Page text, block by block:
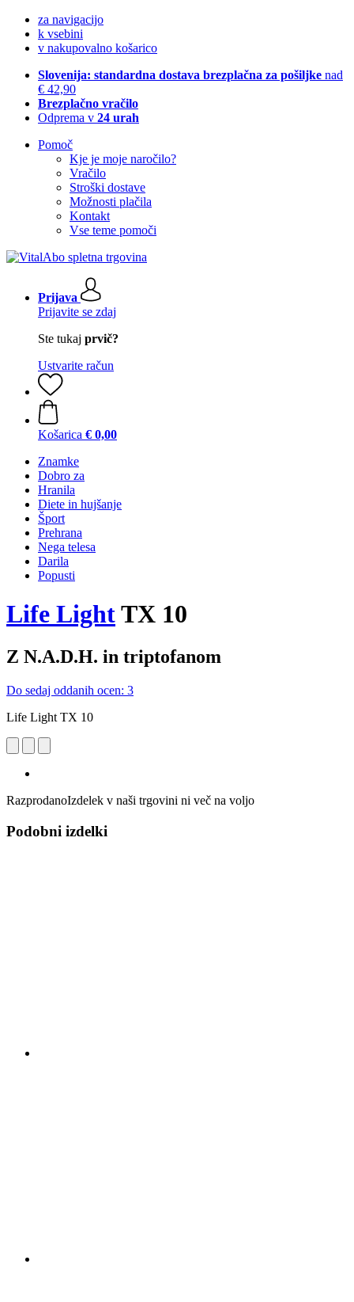
za navigacijo
k vsebini
v nakupovalno košarico
Slovenija: standardna dostava brezplačna za pošiljke nad
€ 42,90
Brezplačno vračilo
Odprema v 24 urah
Pomoč
Kje je moje naročilo?
Vračilo
Stroški dostave
Možnosti plačila
Kontakt
Vse teme pomoči
Prijava
Prijavite se zdaj
Ste tukaj prvič?
Ustvarite račun
Košarica € 0,00
Znamke
Dobro za
Hranila
Diete in hujšanje
Šport
Prehrana
Nega telesa
Darila
Popusti
Life LightTX 10
Z N.A.D.H. in triptofanom
Do sedaj oddanih ocen: 3
Life Light TX 10
RazprodanoIzdelek v naši trgovini ni več na voljo
Podobni izdelki